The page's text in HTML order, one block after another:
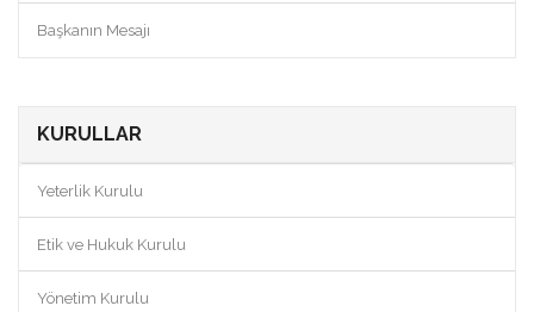
Başkanın Mesajı
KURULLAR
Yeterlik Kurulu
Etik ve Hukuk Kurulu
Yönetim Kurulu